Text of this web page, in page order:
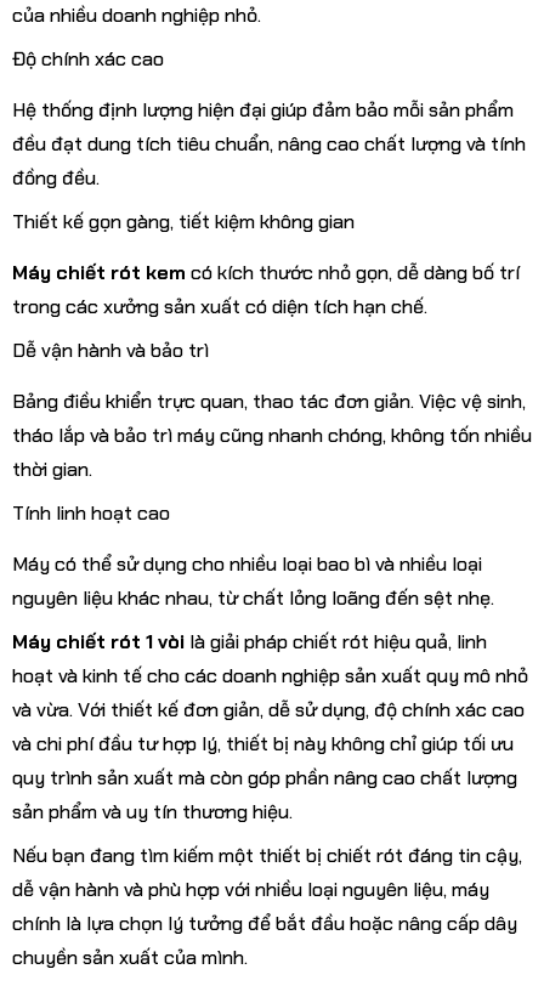
của nhiều doanh nghiệp nhỏ.
Độ chính xác cao
Hệ thống định lượng hiện đại giúp đảm bảo mỗi sản phẩm
đều đạt dung tích tiêu chuẩn, nâng cao chất lượng và tính
đồng đều.
Thiết kế gọn gàng, tiết kiệm không gian
Máy chiết rót kem có kích thước nhỏ gọn, dễ dàng bố trí
trong các xưởng sản xuất có diện tích hạn chế.
Dễ vận hành và bảo trì
Bảng điều khiển trực quan, thao tác đơn giản. Việc vệ sinh,
tháo lắp và bảo trì máy cũng nhanh chóng, không tốn nhiều
thời gian.
Tính linh hoạt cao
Máy có thể sử dụng cho nhiều loại bao bì và nhiều loại
nguyên liệu khác nhau, từ chất lỏng loãng đến sệt nhẹ.
Máy chiết rót 1 vòi là giải pháp chiết rót hiệu quả, linh
hoạt và kinh tế cho các doanh nghiệp sản xuất quy mô nhỏ
và vừa. Với thiết kế đơn giản, dễ sử dụng, độ chính xác cao
và chi phí đầu tư hợp lý, thiết bị này không chỉ giúp tối ưu
quy trình sản xuất mà còn góp phần nâng cao chất lượng
sản phẩm và uy tín thương hiệu.
Nếu bạn đang tìm kiếm một thiết bị chiết rót đáng tin cậy,
dễ vận hành và phù hợp với nhiều loại nguyên liệu, máy
chính là lựa chọn lý tưởng để bắt đầu hoặc nâng cấp dây
chuyền sản xuất của mình.